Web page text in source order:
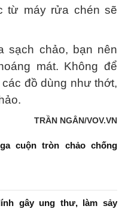
từ máy rửa chén sẽ
sạch chảo, bạn nên
mát. Không để
đồ dùng như thớt,
TRẦN NGÂN/VOV.VN
cuộn tròn chảo chống
gây ung thư, làm sảy